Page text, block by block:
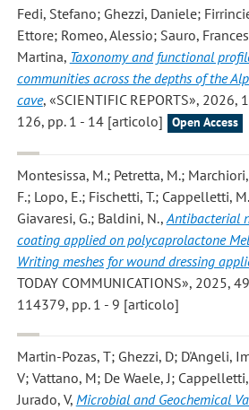
Fedi, Stefano; Ghezzi, Daniele;
Ettore; Romeo, Alessio; Sauro,
Martina, Taxonomy and functional
communities across the depths of the
cave, «SCIENTIFIC REPORTS», 2026,
126, pp. 1 - 14 [articolo]
Open Access
Montesissa, M.; Petretta, M.;
F.; Lopo, E.; Fischetti, T.; Cappelletti,
Giavaresi, G.; Baldini, N., Antibacterial
coating applied on polycaprolactone
Writing meshes for wound dressing
TODAY COMMUNICATIONS», 2025,
114379, pp. 1 - 9 [articolo]
Martin-Pozas, T; Ghezzi, D; D'Angeli,
V; Vattano, M; De Waele, J;
Jurado, V, Microbial and Geochemical